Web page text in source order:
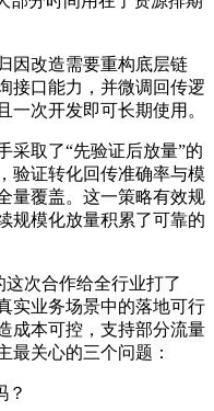
因改造需要重构底层链
接口能力，并微调回传逻
一次开发即可长期使用。
采取了“先验证后放量”的
验证转化回传准确率与模
量覆盖。这一策略有效规
规模化放量积累了可靠的
这次合作给全行业打了
实业务场景中的落地可行
成本可控，支持部分流量
最关心的三个问题：
？